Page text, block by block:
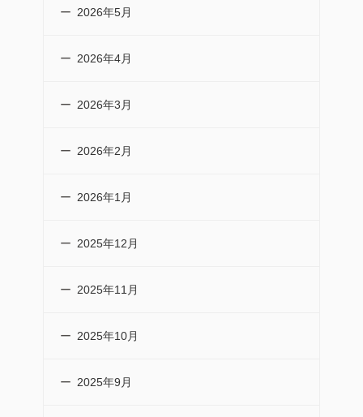
2026年5月
2026年4月
2026年3月
2026年2月
2026年1月
2025年12月
2025年11月
2025年10月
2025年9月